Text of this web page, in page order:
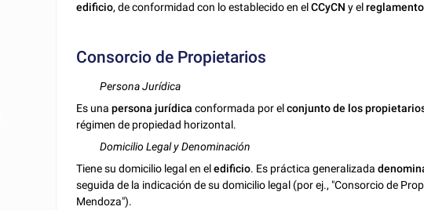
edificio, de conformidad con lo establecido en elCCyCN y el
Consorcio de Propietarios
Persona Jurídica
Es unapersona jurídica conformada por elconjunto de los
régimen de propiedad horizontal.
Domicilio Legal y Denominación
Tiene su domicilio legal en eledificio. Es práctica generalizada
seguida de la indicación de su domicilio legal (por ej., "Consorcio de
Mendoza").